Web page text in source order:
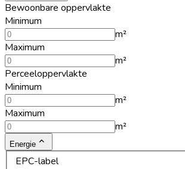
Bewoonbare oppervlakte
Minimum
m²
Maximum
m²
Perceeloppervlakte
Minimum
m²
Maximum
m²
Energie
EPC-label